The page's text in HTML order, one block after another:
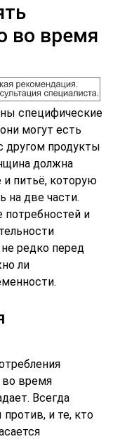
во время
специфические
могут есть
другом продукты
должна
питьё, которую
на две части.
потребностей и
редко перед
ли
во время
Всегда
против, и те, кто